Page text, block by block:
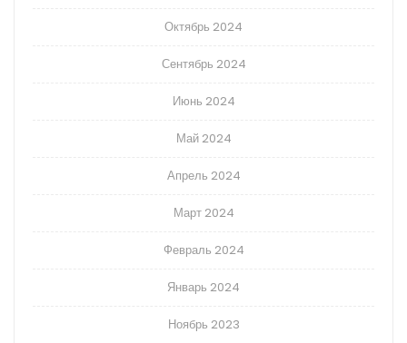
Октябрь 2024
Сентябрь 2024
Июнь 2024
Май 2024
Апрель 2024
Март 2024
Февраль 2024
Январь 2024
Ноябрь 2023